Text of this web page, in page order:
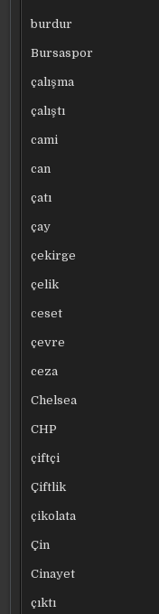
burdur
Bursaspor
çalışma
çalıştı
cami
can
çatı
çay
çekirge
çelik
ceset
çevre
ceza
Chelsea
CHP
çiftçi
Çiftlik
çikolata
Çin
Cinayet
çıktı